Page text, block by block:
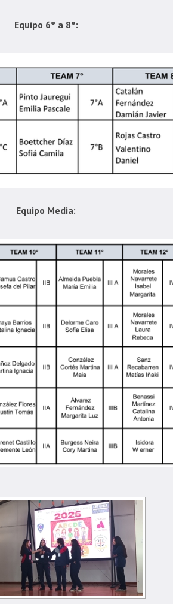
Equipo 6° a 8°:
Equipo Media: